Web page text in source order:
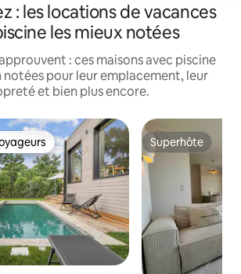
: les locations de vacances
les mieux notées
: ces maisons avec piscine
notées pour leur emplacement, leur
et bien plus encore.
Superhôte
Superhôte